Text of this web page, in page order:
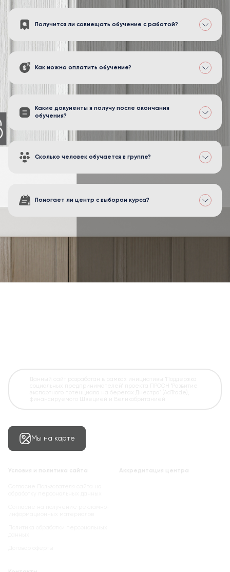
Получится ли совмещать обучение с работой?
Как можно оплатить обучение?
Какие документы я получу после окончания
обучения?
Сколько человек обучается в группе?
Помогает ли центр с выбором курса?
Мы на карте